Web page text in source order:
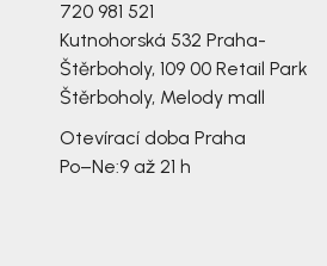
720 981 521
Kutnohorská 532 Praha-
Štěrboholy, 109 00 Retail Park
Štěrboholy, Melody mall
Otevírací doba Praha
Po–Ne:9 až 21 h